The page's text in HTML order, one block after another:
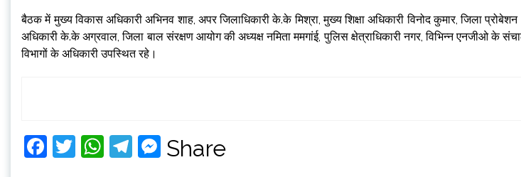
बैठक में मुख्य विकास अधिकारी अभिनव शाह, अपर जिलाधिकारी के.के मिश्रा, मुख्य शिक्षा अधिकारी विनोद कुमार, जिला प्रोबेशन
अधिकारी के.के अग्रवाल, जिला बाल संरक्षण आयोग की अध्यक्ष नमिता ममगांई, पुलिस क्षेत्राधिकारी नगर, विभिन्न एनजीओ के
विभागों के अधिकारी उपस्थित रहे।
Facebook
Twitter
WhatsApp
Telegram
Messenger
Share